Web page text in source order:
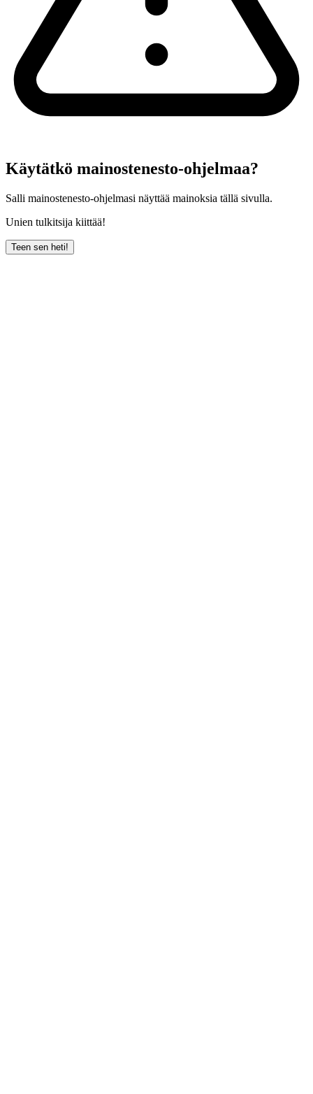
Käytätkö mainostenesto-ohjelmaa?
Salli mainostenesto-ohjelmasi näyttää mainoksia tällä sivulla.
Unien tulkitsija kiittää!
Teen sen heti!